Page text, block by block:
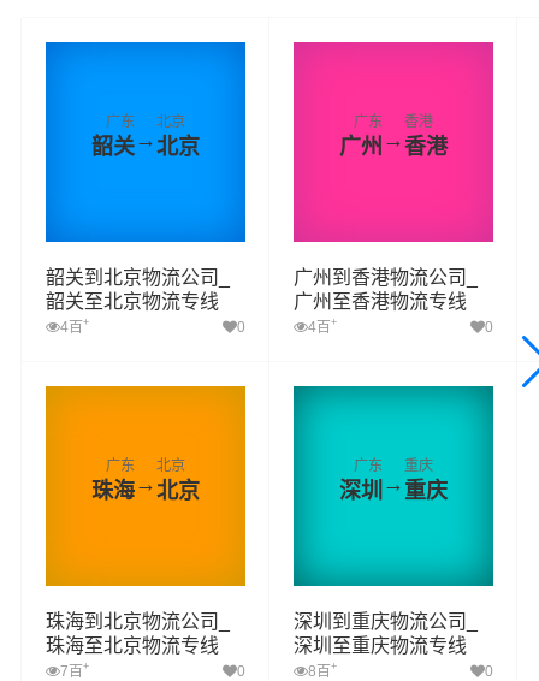
广东
韶关→
北京
北京
韶关到北京物流公司_
韶关至北京物流专线
4百+ 0
广东
广州 →
香港
香港
广州到香港物流公司_
广州至香港物流专线
4百+ 0
广东
珠海→
北京
北京
珠海到北京物流公司_
珠海至北京物流专线
7百+ 0
广东
深圳 →
重庆
重庆
深圳到重庆物流公司_
深圳至重庆物流专线
8百+ 0